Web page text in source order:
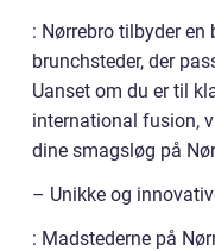
: Nørrebro tilbyder
brunchsteder, der
Uanset om du er til
international fusion,
dine smagsløg på
– Unikke og
: Madstederne på